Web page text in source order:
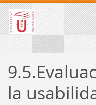
la